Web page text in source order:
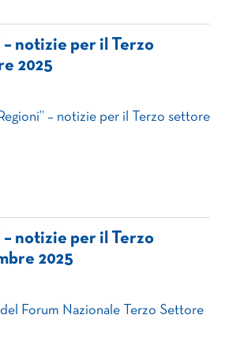
– notizie per il Terzo
2025
– notizie per il Terzo settore
– notizie per il Terzo
2025
Forum Nazionale Terzo Settore